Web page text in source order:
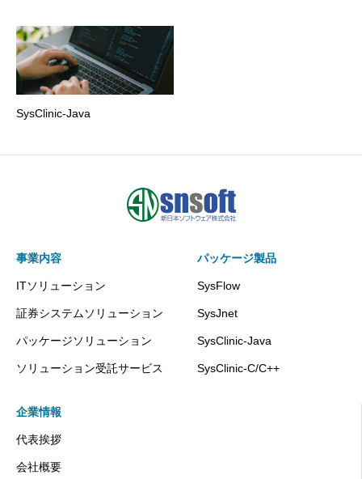
SysClinic-Java
事業内容
ITソリューション
証券システムソリューション
パッケージソリューション
ソリューション受託サービス
パッケージ製品
SysFlow
SysJnet
SysClinic-Java
SysClinic-C/C++
企業情報
代表挨拶
会社概要